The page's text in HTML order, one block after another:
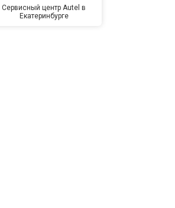
Сервисный центр Autel в
Екатеринбурге